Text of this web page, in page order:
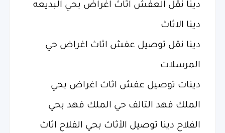
دينا نقل العفش اثاث اغراض بحي البديعه
دينا الاثاث
دينا نقل توصيل عفش اثاث اغراض حي
المرسلات
دينات توصيل عفش اثاث اغراض بحي
الملك فهد التالف حي الملك فهد بحي
الفلاح دينا توصيل الأثاث بحي الفلاح اثاث